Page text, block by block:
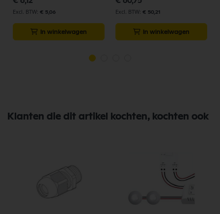
€ 5,06
In winkelwagen
€ 50,21
In winkelwagen
Klanten die dit artikel kochten, kochten ook